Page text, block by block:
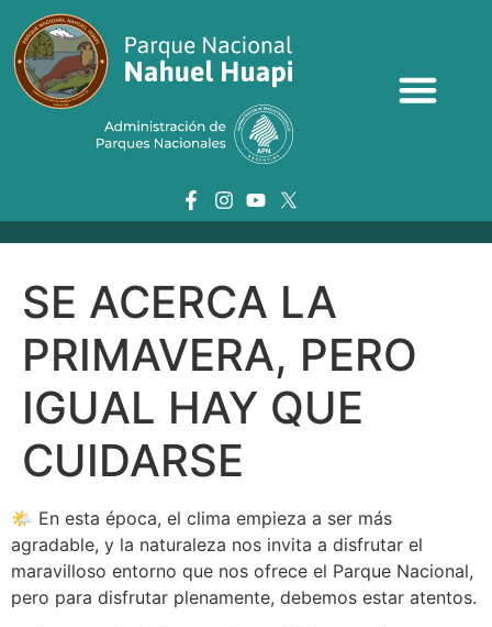
SE ACERCA LA
PRIMAVERA, PERO
IGUAL HAY QUE
CUIDARSE
🌤 En esta época, el clima empieza a ser más
agradable, y la naturaleza nos invita a disfrutar el
maravilloso entorno que nos ofrece el Parque Nacional,
pero para disfrutar plenamente, debemos estar atentos.